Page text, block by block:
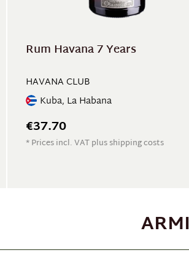
Rum Havana 7 Years
HAVANA CLUB
Kuba, La Habana
€37.70
* Prices incl. VAT plus shipping costs